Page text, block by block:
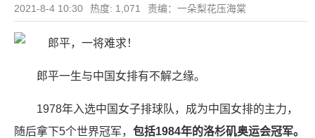
2021-8-4 10:30 热度: 1,071 责编：一朵梨花压海棠
郎平一生与中国女排有不解之缘。
1978年入选中国女子排球队，成为中国女排的主力，
随后拿下5个世界冠军， 包括1984年的洛杉矶奥运会冠军。